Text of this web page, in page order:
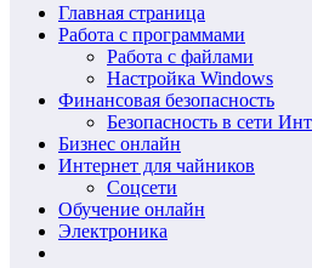
Главная страница
Работа с программами
Работа с файлами
Настройка Windows
Финансовая безопасность
Безопасность в сети
Бизнес онлайн
Интернет для чайников
Соцсети
Обучение онлайн
Электроника